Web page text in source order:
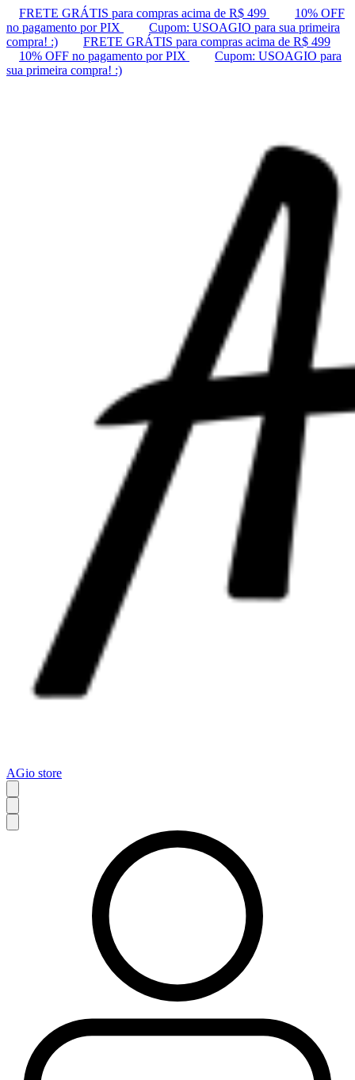
FRETE GRÁTIS para compras acima de R$ 499
10% OFF
no pagamento por PIX
Cupom: USOAGIO para sua primeira
compra! :)
FRETE GRÁTIS para compras acima de R$ 499
10% OFF no pagamento por PIX
Cupom: USOAGIO para
sua primeira compra! :)
AGio store